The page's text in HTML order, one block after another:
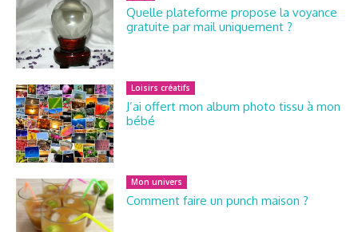
Quelle plateforme propose la voyance
gratuite par mail uniquement ?
Loisirs créatifs
J’ai offert mon album photo tissu à mon
bébé
Mon univers
Comment faire un punch maison ?